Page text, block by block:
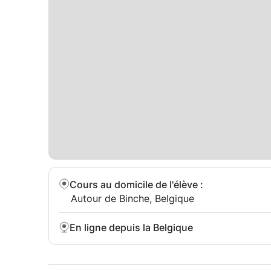
Cours au domicile de l'élève :
Autour de Binche, Belgique
En ligne depuis la Belgique